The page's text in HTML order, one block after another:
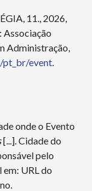
11., 2026,
Associação
Administração,
pt_br/event.
onde o Evento
[...]. Cidade do
pelo
em: URL do